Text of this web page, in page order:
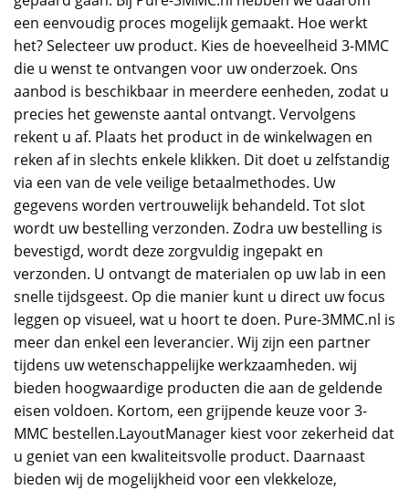
een eenvoudig proces mogelijk gemaakt. Hoe werkt
het? Selecteer uw product. Kies de hoeveelheid 3-MMC
die u wenst te ontvangen voor uw onderzoek. Ons
aanbod is beschikbaar in meerdere eenheden, zodat u
precies het gewenste aantal ontvangt. Vervolgens
rekent u af. Plaats het product in de winkelwagen en
reken af in slechts enkele klikken. Dit doet u zelfstandig
via een van de vele veilige betaalmethodes. Uw
gegevens worden vertrouwelijk behandeld. Tot slot
wordt uw bestelling verzonden. Zodra uw bestelling is
bevestigd, wordt deze zorgvuldig ingepakt en
verzonden. U ontvangt de materialen op uw lab in een
snelle tijdsgeest. Op die manier kunt u direct uw focus
leggen op visueel, wat u hoort te doen. Pure-3MMC.nl is
meer dan enkel een leverancier. Wij zijn een partner
tijdens uw wetenschappelijke werkzaamheden. wij
bieden hoogwaardige producten die aan de geldende
eisen voldoen. Kortom, een grijpende keuze voor 3-
MMC bestellen.LayoutManager kiest voor zekerheid dat
u geniet van een kwaliteitsvolle product. Daarnaast
bieden wij de mogelijkheid voor een vlekkeloze,